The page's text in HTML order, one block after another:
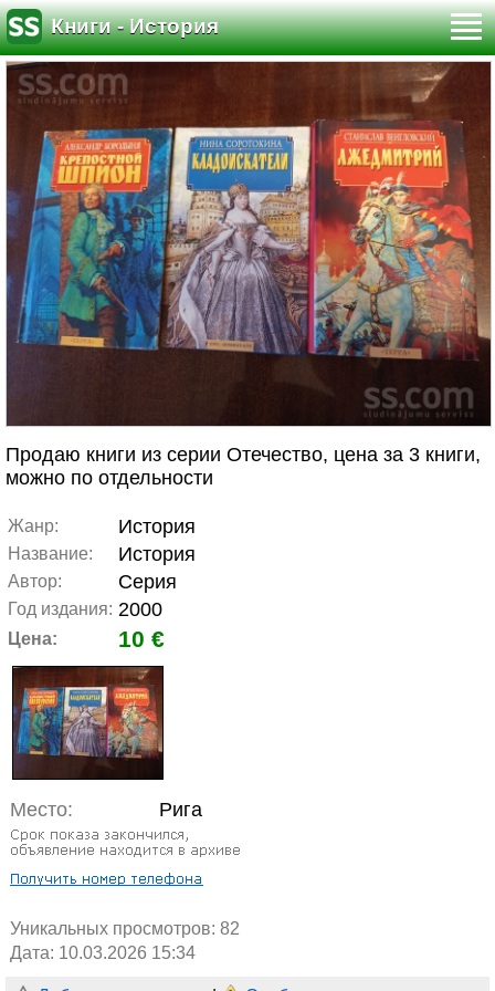
Книги - История
Продаю книги из серии Отечество, цена за 3 книги,
можно по отдельности
Жанр: История
Название: История
Автор: Серия
Год издания: 2000
Цена: 10 €
Место: Рига
Уникальных просмотров: 82
Дата: 10.03.2026 15:34